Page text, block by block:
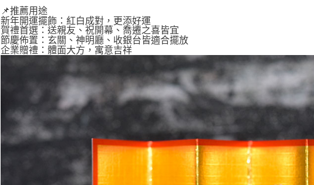
📌推薦用途
新年開運擺飾：紅白成對，更添好運
賀禮首選：送親友、祝開幕、喬遷之喜皆宜
節慶佈置：玄關、神明廳、收銀台皆適合擺放
企業贈禮：體面大方，寓意吉祥